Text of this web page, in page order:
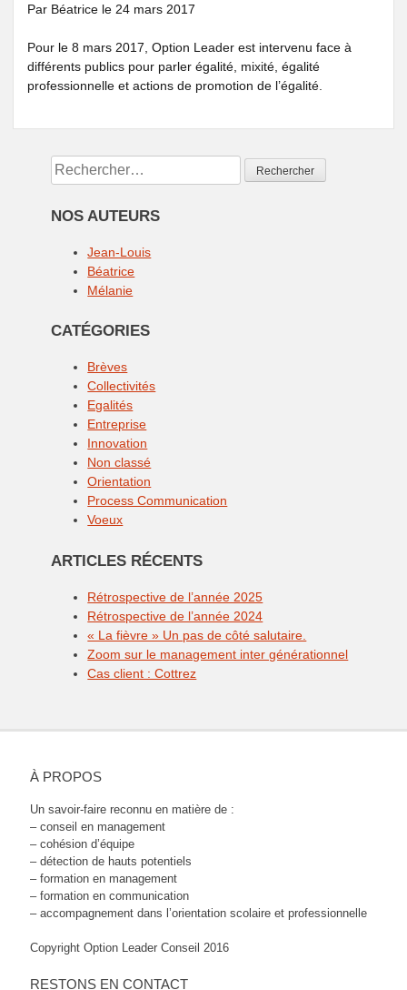
Par Béatricele 24 mars 2017
Pour le 8 mars 2017, Option Leader est intervenu face à
différents publics pour parler égalité, mixité, égalité
professionnelle et actions de promotion de l’égalité.
Rechercher :
NOS AUTEURS
Jean-Louis
Béatrice
Mélanie
CATÉGORIES
Brèves
Collectivités
Egalités
Entreprise
Innovation
Non classé
Orientation
Process Communication
Voeux
ARTICLES RÉCENTS
Rétrospective de l’année 2025
Rétrospective de l’année 2024
« La fièvre » Un pas de côté salutaire.
Zoom sur le management inter générationnel
Cas client : Cottrez
À PROPOS
Un savoir-faire reconnu en matière de :
– conseil en management
– cohésion d’équipe
– détection de hauts potentiels
– formation en management
– formation en communication
– accompagnement dans l’orientation scolaire et professionnelle
Copyright Option Leader Conseil 2016
RESTONS EN CONTACT